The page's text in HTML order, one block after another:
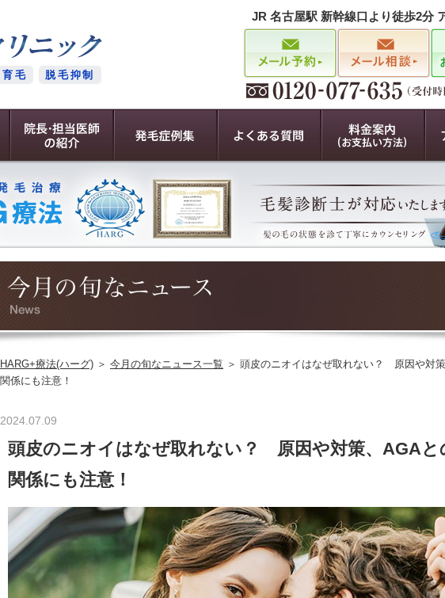
育毛 脱毛抑制
JR 名古屋駅 新幹線口より徒歩2分
HARG+療法(ハーグ) ＞ 今月の旬なニュース一覧 ＞ 頭皮のニオイはなぜ取れない？ 原因や対
関係にも注意！
2024.07.09
頭皮のニオイはなぜ取れない？ 原因や対策、AGAと
関係にも注意！